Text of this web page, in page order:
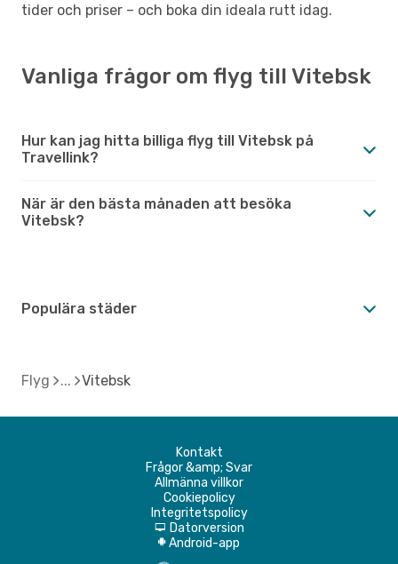
tider och priser – och boka din ideala rutt idag.
Vanliga frågor om flyg till Vitebsk
Hur kan jag hitta billiga flyg till Vitebsk på
Travellink?
När är den bästa månaden att besöka
Vitebsk?
Populära städer
Flyg Vitebsk
Kontakt
Frågor &amp; Svar
Allmänna villkor
Cookiepolicy
Integritetspolicy
d Datorversion
A Android-app